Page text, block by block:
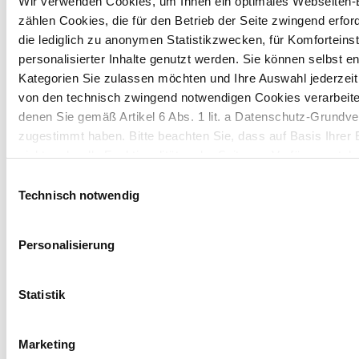
zählen Cookies, die für den Betrieb der Seite zwingend
die lediglich zu anonymen Statistikzwecken, für
personalisierter Inhalte genutzt werden. Sie können selbst
Kategorien Sie zulassen möchten und Ihre Auswahl
von den technisch zwingend notwendigen Cookies
denen Sie gemäß Artikel 6 Abs. 1 lit. a Datenschutz-
zugestimmt haben. Bitte beachten Sie, dass auf Basis Ihrer
Weitere Informationen finden Sie in unserem
Drittstaaten:
Indem Sie auf "Alle bestätigen" klicken oder
Drittstaaten, in denen die DSGVO nicht gilt, verarbeitet
Technisch notwendig
Personalisierung
Statistik
Marketing
Alle Berichte
Geschäftsbericht 2024
Geschäftsbericht 2023